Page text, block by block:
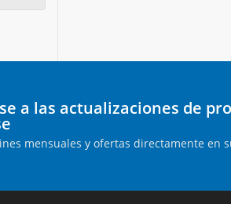
a las actualizaciones de
mensuales y ofertas directamente en